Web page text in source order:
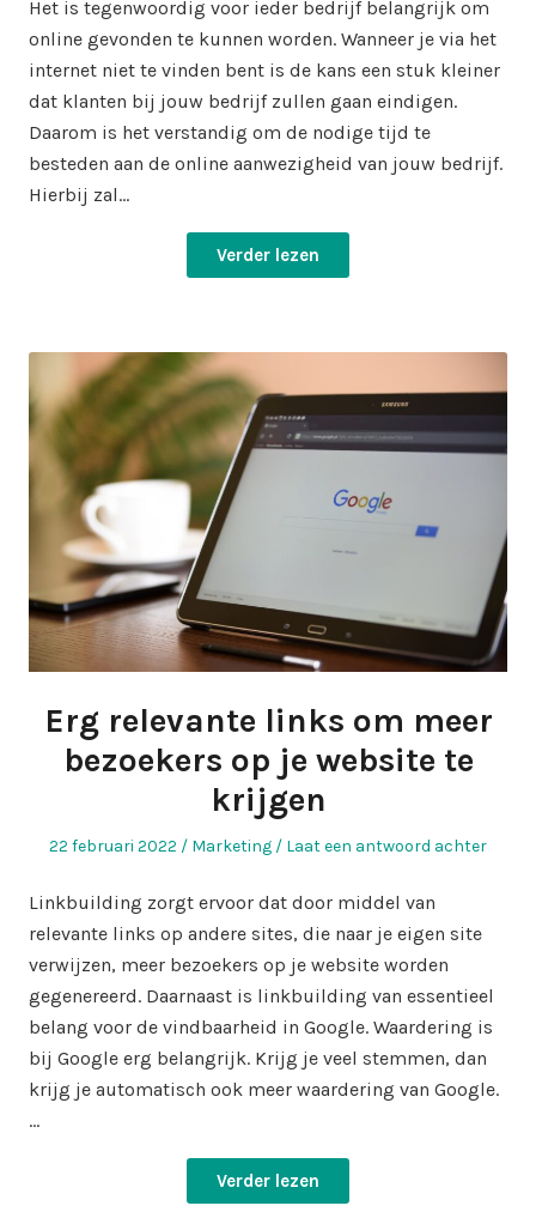
Het is tegenwoordig voor ieder bedrijf belangrijk om
online gevonden te kunnen worden. Wanneer je via het
internet niet te vinden bent is de kans een stuk kleiner
dat klanten bij jouw bedrijf zullen gaan eindigen.
Daarom is het verstandig om de nodige tijd te
besteden aan de online aanwezigheid van jouw bedrijf.
Hierbij zal…
Verder lezen
Erg relevante links om meer
bezoekers op je website te
krijgen
Geplaatst
22 februari 2022
Geplaatst
Marketing Laat een antwoord achter
Linkbuilding zorgt ervoor dat door middel van
relevante links op andere sites, die naar je eigen site
verwijzen, meer bezoekers op je website worden
gegenereerd. Daarnaast is linkbuilding van essentieel
belang voor de vindbaarheid in Google. Waardering is
bij Google erg belangrijk. Krijg je veel stemmen, dan
krijg je automatisch ook meer waardering van Google.
…
Verder lezen